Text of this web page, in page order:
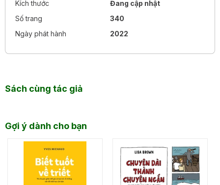
Kích thước
Đang cập nhật
Số trang
340
Ngày phát hành
2022
Sách cùng tác giả
Gợi ý dành cho bạn